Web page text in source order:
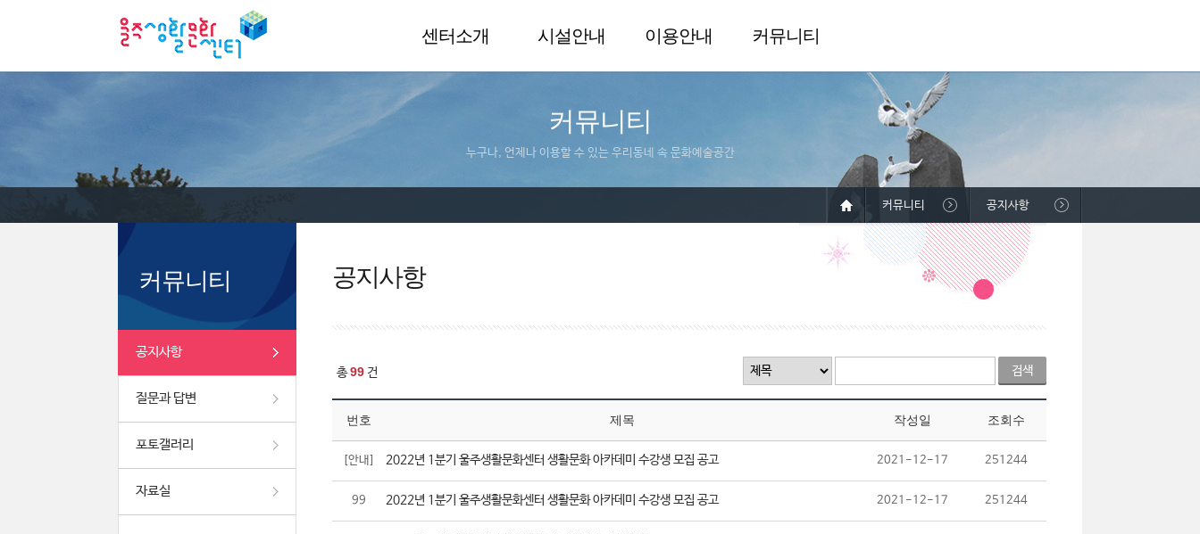
센터소개 시설안내 이용안내 커뮤니티
커뮤니티
누구나, 언제나 이용할 수 있는 우리동네 속 문화예술공간
커뮤니티
공지사항
질문과 답변
포토갤러리
자료실
커뮤니티 공지사항
공지사항
총99 건
번호 제목 작성일 조회수
[안내] 2022년 1분기 울주생활문화센터 생활문화 아카데미 수강생 모집 공고 2021-12-17 251244
99 2022년 1분기 울주생활문화센터 생활문화 아카데미 수강생 모집 공고 2021-12-17 251244